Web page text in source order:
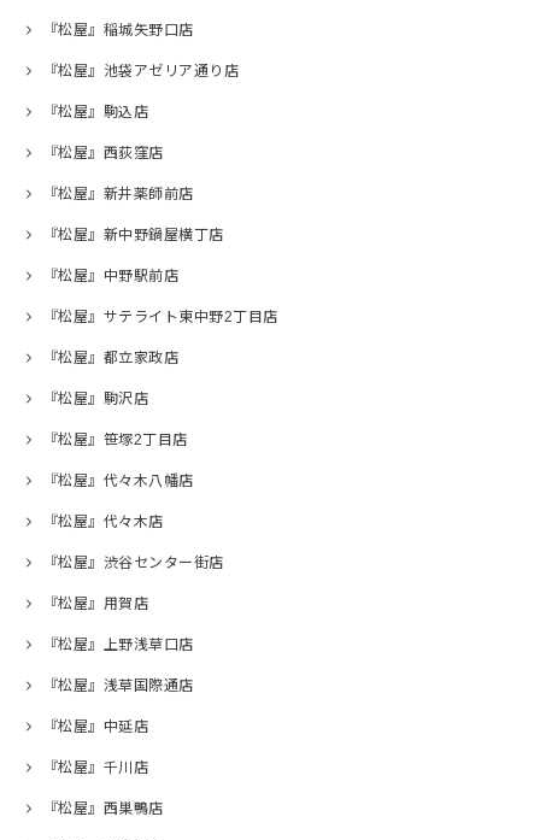
『松屋』稲城矢野口店
『松屋』池袋アゼリア通り店
『松屋』駒込店
『松屋』西荻窪店
『松屋』新井薬師前店
『松屋』新中野鍋屋横丁店
『松屋』中野駅前店
『松屋』サテライト東中野2丁目店
『松屋』都立家政店
『松屋』駒沢店
『松屋』笹塚2丁目店
『松屋』代々木八幡店
『松屋』代々木店
『松屋』渋谷センター街店
『松屋』用賀店
『松屋』上野浅草口店
『松屋』浅草国際通店
『松屋』中延店
『松屋』千川店
『松屋』西巣鴨店